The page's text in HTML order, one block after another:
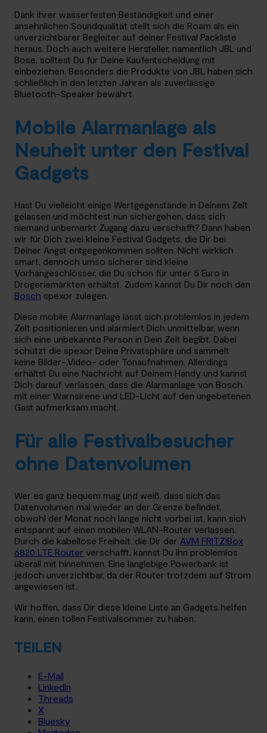
Dank ihrer wasserfesten Beständigkeit und einer
ansehnlichen Soundqualität stellt sich die Roam als ein
unverzichtbarer Begleiter auf deiner Festival Packliste
heraus. Doch auch weitere Hersteller, namentlich JBL und
Bose, solltest Du für Deine Kaufentscheidung mit
einbeziehen. Besonders die Produkte von JBL haben sich
schließlich in den letzten Jahren als zuverlässige
Bluetooth-Speaker bewährt.
Mobile Alarmanlage als
Neuheit unter den Festival
Gadgets
Hast Du vielleicht einige Wertgegenstände in Deinem Zelt
gelassen und möchtest nun sichergehen, dass sich
niemand unbemerkt Zugang dazu verschafft? Dann haben
wir für Dich zwei kleine Festival Gadgets, die Dir bei
Deiner Angst entgegenkommen sollten. Nicht wirklich
smart, dennoch umso sicherer sind kleine
Vorhängeschlösser, die Du schon für unter 5 Euro in
Drogeriemärkten erhältst. Zudem kannst Du Dir noch den
Bosch spexor zulegen.
Diese mobile Alarmanlage lässt sich problemlos in jedem
Zelt positionieren und alarmiert Dich unmittelbar, wenn
sich eine unbekannte Person in Dein Zelt begibt. Dabei
schützt die spexor Deine Privatsphäre und sammelt
keine Bilder-,Video- oder Tonaufnahmen. Allerdings
erhältst Du eine Nachricht auf Deinem Handy und kannst
Dich darauf verlassen, dass die Alarmanlage von Bosch
mit einer Warnsirene und LED-Licht auf den ungebetenen
Gast aufmerksam macht.
Für alle Festivalbesucher
ohne Datenvolumen
Wer es ganz bequem mag und weiß, dass sich das
Datenvolumen mal wieder an der Grenze befindet,
obwohl der Monat noch lange nicht vorbei ist, kann sich
entspannt auf einen mobilen WLAN-Router verlassen.
Durch die kabellose Freiheit, die Dir der AVM FRITZ!Box
6820 LTE Router verschafft, kannst Du ihn problemlos
überall mit hinnehmen. Eine langlebige Powerbank ist
jedoch unverzichtbar, da der Router trotzdem auf Strom
angewiesen ist..
Wir hoffen, dass Dir diese kleine Liste an Gadgets helfen
kann, einen tollen Festivalsommer zu haben.
TEILEN
E-Mail
LinkedIn
Threads
X
Bluesky